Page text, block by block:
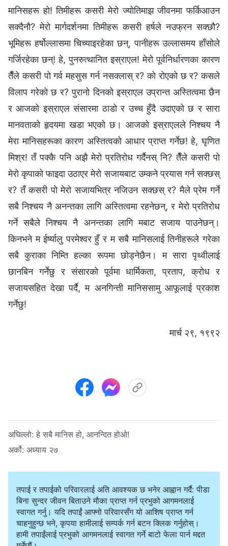
मानिसहरू हो! तिमीहरू कसरी मेरो ज्योतिमाझ जीवनमा फर्किआउन
सक्दैनौ? मेरो मार्गदर्शनमा तिमीहरू कसरी हर्षले नउफ्रन सक्छौ?
भूमिहरू हर्षोल्लासमा चिच्याइरहेका छन्, पानीहरू उल्लासमय हाँसोले
गर्जिरहेका छन्! हे, पुनरुत्थानित इस्राएल! मेरो पूर्वनिर्धारणका कारण
तैँले कसरी पो गर्व महसुस गर्न नसक्लास् र? को रोएको छ र? कसले
विलाप गरेको छ र? पुरानो दिनको इस्राएल उप्रान्त अस्तित्वमा छैन
र आजको इस्राएल संसारमा ठाडो र उच्‍च हुँदै उदाएको छ र सारा
मानवताको हृदयमा खडा भएको छ। आजको इस्राएलले निश्चय नै
मेरा मानिसहरूका कारण अस्तित्वको आधार प्राप्त गर्नेछ! हे, घृणित
मिश्र! तँ पक्कै पनि अझै मेरो प्रतिरोध गर्दैनस् नि? तैँले कसरी पो
मेरो कृपाको फाइदा उठाएर मेरो सजायबाट उम्कने प्रयास गर्न सक्छस्
र? तँ कसरी पो मेरो सजायभित्र नजिउन सक्छस् र? मैले प्रेम गर्ने
सबै निश्चय नै अनन्तका लागि अस्तित्वमा रहनेछन्, र मेरो प्रतिरोध
गर्ने सबैले निश्चय नै अनन्तका लागि मबाट सजाय पाउनेछन्।
किनभने म ईर्ष्यालु परमेश्‍वर हुँ र म सबै मानिसलाई तिनीहरूले गरेका
सबै कुराका निम्ति हल्का रूपमा छोड्नेछैन। म सारा पृथ्वीलाई
छानबिन गर्नेछु र संसारको पूर्वमा धार्मिकता, प्रताप, क्रोध र
सजायसहित देखा पर्दै, म अनगिन्ती मानिससामु आफूलाई प्रकाश
गर्नेछु!
मार्च २९, १९९२
अघिल्लो: हे सबै मानिस हो, आनन्दित होओ!
अर्को: अध्याय २७
तपाई र तपाईको परिवारलाई अति आवश्यक छ भनेर आह्वान गर्दै: पीडा
बिना सुन्दर जीवन बिताउने मौका प्राप्त गर्न प्रभुको आगमनलाई
स्वागत गर्नु। यदि तपाईं आफ्नो परिवारसँग यो आशिष प्राप्त गर्न
चाहनुहुन्छ भने, कृपया हामीलाई सम्पर्क गर्न बटन क्लिक गर्नुहोस्।
हामी तपाईंलाई प्रभुको आगमनलाई स्वागत गर्ने बाटो फेला पार्न मद्दत